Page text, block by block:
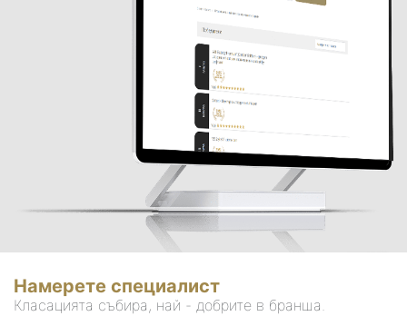
Намерете специалист
Класацията събира, най - добрите в бранша.